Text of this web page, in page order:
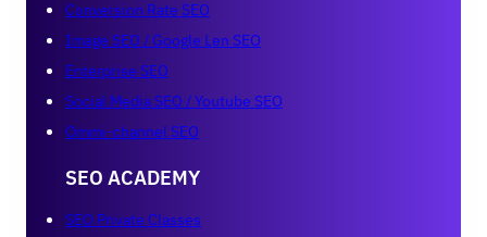
Conversion Rate SEO
Image SEO / Google Len SEO
Enterprise SEO
Social Media SEO / Youtube SEO
Ommi-channel SEO
SEO ACADEMY
SEO Private Classes